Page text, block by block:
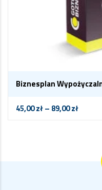
Biznesplan
45,00zł– 89,00zł